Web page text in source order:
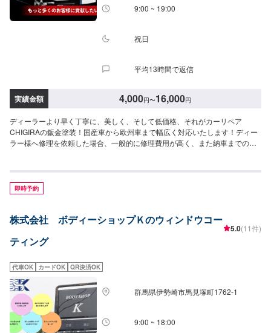
9:00 ~ 19:00
祝日
平均13時間で返信
実績金額 4,000円〜16,000円
ディーラーより早く丁寧に、美しく、そして低価格、それがカーリペア
CHIGIRAの鈑金塗装！国産車から欧州車まで幅広く対応いたします！ディー
ラー様へ修理を依頼した場合、一般的に修理費用が高く、また納車までの時
理を部品交換で対応してしまうから。私たちなら自社工場で即施工し、でき
るだけ部品交換をせず、修理対応いたします。私達は鈑金塗装のプロフェッ
ショナルです。大切なお車はぜひ、カーリペアCHIGIRAにおまかせくださ
【2】お見積り【3】お見積りにご納得いただければ作業開始【4】仕上がり
次第納車□納期について□通常1~2日程度で納車いたします。車種や状態によ
り納期が前後する場合がございます。予め、ご了承ください。□代車について
ります。予め、ご了承ください。□パーツ持ち込みについて□パーツの持ち込
み可能です。オファーの際に持ち込みパーツの詳細をご入力ください。【定
休日・営業時間】定休日：祝日営業時間：9:00~19:00
即時予約
株式会社 ボディーショップＫのウィンドウコー
ティング
5.0(11件)
代車OK カードOK QR決済OK
群馬県伊勢崎市馬見塚町1762‐1
9:00 ~ 18:00